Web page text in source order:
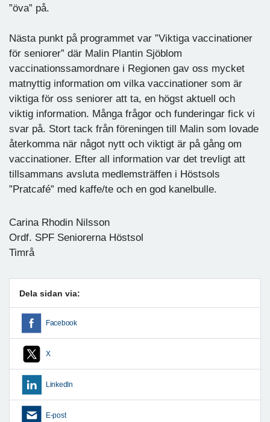
”öva” på.
Nästa punkt på programmet var ”Viktiga vaccinationer
för seniorer” där Malin Plantin Sjöblom
vaccinationssamordnare i Regionen gav oss mycket
matnyttig information om vilka vaccinationer som är
viktiga för oss seniorer att ta, en högst aktuell och
viktig information. Många frågor och funderingar fick vi
svar på. Stort tack från föreningen till Malin som lovade
återkomma när något nytt och viktigt är på gång om
vaccinationer. Efter all information var det trevligt att
tillsammans avsluta medlemsträffen i Höstsols
”Pratcafé” med kaffe/te och en god kanelbulle.
Carina Rhodin Nilsson
Ordf. SPF Seniorerna Höstsol
Timrå
Dela sidan via:
Facebook
X
LinkedIn
E-post